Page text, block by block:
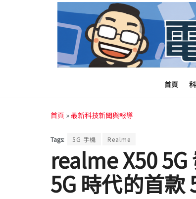
首頁
首頁 »最新科技新聞與報導
Tags: 5G 手機 Realme
realme X50
5G 時代的首款